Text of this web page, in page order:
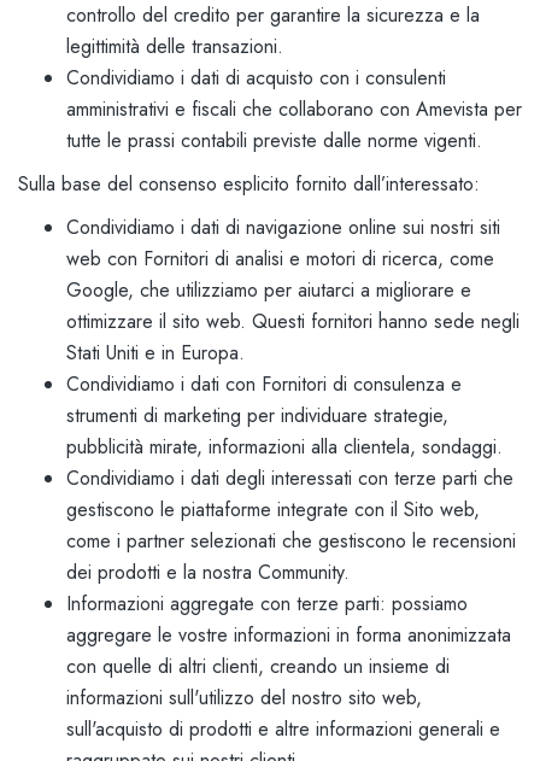
controllo del credito per garantire la sicurezza e la
legittimità delle transazioni.
Condividiamo i dati di acquisto con i consulenti
amministrativi e fiscali che collaborano con Amevista per
tutte le prassi contabili previste dalle norme vigenti.
Sulla base del consenso esplicito fornito dall’interessato:
Condividiamo i dati di navigazione online sui nostri siti
web con Fornitori di analisi e motori di ricerca, come
Google, che utilizziamo per aiutarci a migliorare e
ottimizzare il sito web. Questi fornitori hanno sede negli
Stati Uniti e in Europa.
Condividiamo i dati con Fornitori di consulenza e
strumenti di marketing per individuare strategie,
pubblicità mirate, informazioni alla clientela, sondaggi.
Condividiamo i dati degli interessati con terze parti che
gestiscono le piattaforme integrate con il Sito web,
come i partner selezionati che gestiscono le recensioni
dei prodotti e la nostra Community.
Informazioni aggregate con terze parti: possiamo
aggregare le vostre informazioni in forma anonimizzata
con quelle di altri clienti, creando un insieme di
informazioni sull'utilizzo del nostro sito web,
sull'acquisto di prodotti e altre informazioni generali e